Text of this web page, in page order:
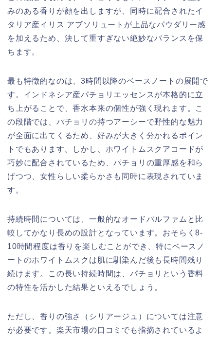
みのある香りが顔を出しますが、同時に配合されたイ
タリア産イリス アブソリュートが上品なパウダリー感
を加えるため、決して重すぎない絶妙なバランスを保
ちます。
最も特徴的なのは、3時間以降のベースノートの展開で
す。インドネシア産パチョリエッセンスが本格的に立
ち上がることで、香水本来の個性が強く現れます。こ
の段階では、パチョリの持つアーシーで野性的な魅力
が全面に出てくるため、好みが大きく分かれるポイン
トでもあります。しかし、ホワイトムスクアコードが
巧妙に配合されているため、パチョリの重厚感を和ら
げつつ、女性らしい柔らかさも同時に表現されていま
す。
持続時間については、一般的なオードパルファムと比
較してかなり長めの設計となっています。おそらく8-
10時間程度は香りを楽しむことができ、特にベースノ
ートのホワイトムスクは肌に馴染んだ後も長時間残り
続けます。この長い持続時間は、パチョリという香料
の特性を活かした結果といえるでしょう。
ただし、香りの強さ（シリアージュ）については注意
が必要です。楽天市場の口コミでも指摘されているよ